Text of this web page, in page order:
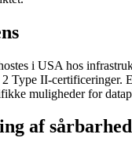
i USA hos
Type II-certificeringer.
muligheder for
af